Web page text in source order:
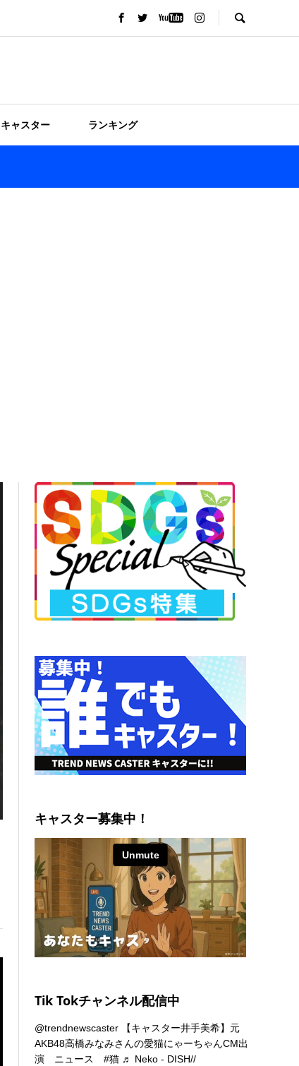
キャスター ランキング
キャスター募集中！
Tik Tokチャンネル配信中
@trendnewscaster 【キャスター井手美希】元
AKB48高橋みなみさんの愛猫にゃーちゃんCM出
演 ニュース#猫 ♬ Neko - DISH//